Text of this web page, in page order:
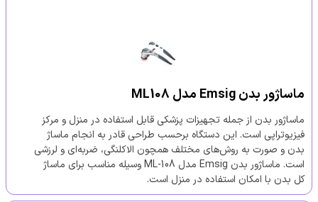
ماساژور بدن Emsig مدل ML108
ماساژور بدن از جمله تجهیزات پزشکی قابل استفاده در منزل و مرکز
فیزیوتراپی است. این دستگاه برحسب طراحی قادر به انجام ماساژ
بدن و صورت به روش‌های مختلف همچون الاکلنگی، ضربه‌ای و لرزشی
است. ماساژور بدن Emsig مدل ML-108 وسیله مناسب برای ماساژ
کل بدن با امکان استفاده در منزل است.